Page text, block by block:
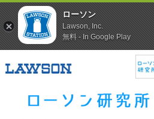
ローソン
Lawson, Inc.
無料 - In Google Play